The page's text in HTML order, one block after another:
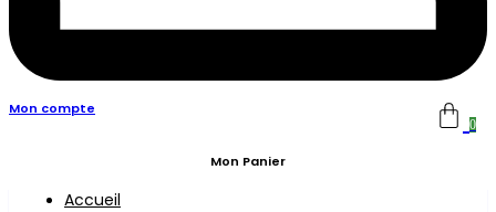
Mon compte
0
Mon Panier
Accueil